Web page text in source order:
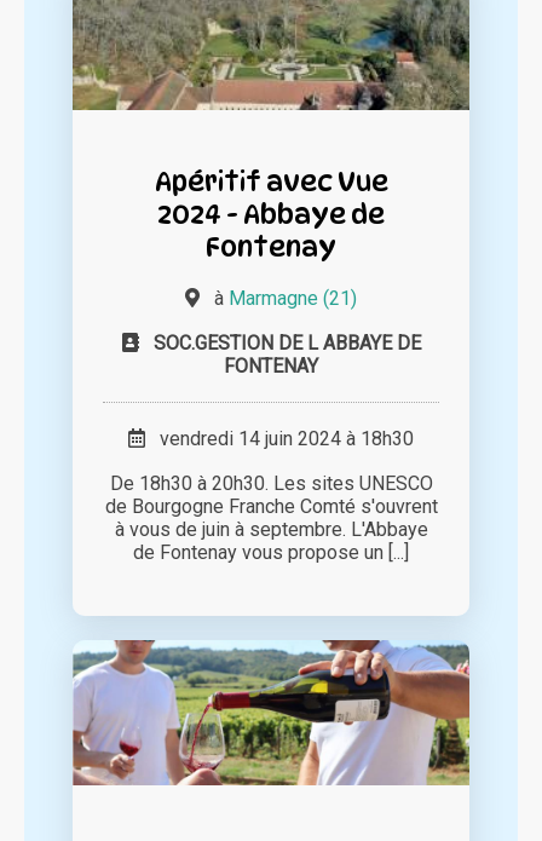
Apéritif avec Vue
2024 - Abbaye de
Fontenay
à Marmagne (21)
SOC.GESTION DE L ABBAYE DE
FONTENAY
vendredi 14 juin 2024 à 18h30
De 18h30 à 20h30. Les sites UNESCO
de Bourgogne Franche Comté s'ouvrent
à vous de juin à septembre. L'Abbaye
de Fontenay vous propose un [...]